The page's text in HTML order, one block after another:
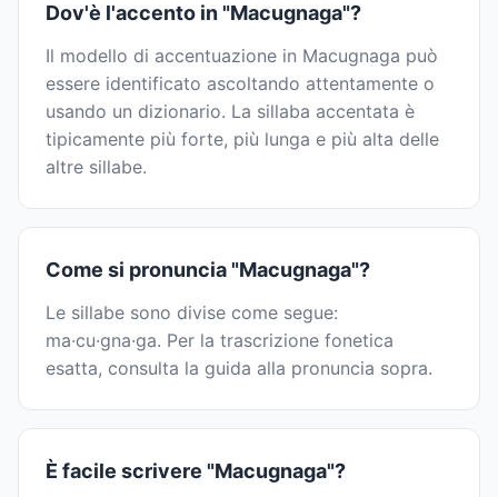
Dov'è l'accento in "Macugnaga"?
Il modello di accentuazione in Macugnaga può
essere identificato ascoltando attentamente o
usando un dizionario. La sillaba accentata è
tipicamente più forte, più lunga e più alta delle
altre sillabe.
Come si pronuncia "Macugnaga"?
Le sillabe sono divise come segue:
ma·cu·gna·ga. Per la trascrizione fonetica
esatta, consulta la guida alla pronuncia sopra.
È facile scrivere "Macugnaga"?